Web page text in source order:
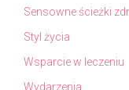
Sensowne ścieżki
Styl życia
Wsparcie w leczeniu
Wydarzenia